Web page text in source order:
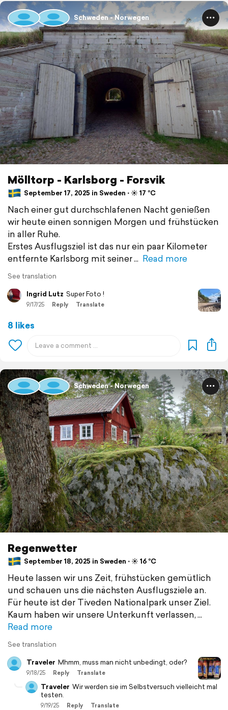
Schweden - Norwegen
Mölltorp - Karlsborg - Forsvik
September 17, 2025 in Sweden ⋅ ☀️ 17 °C
Nach einer gut durchschlafenen Nacht genießen
wir heute einen sonnigen Morgen und frühstücken
in aller Ruhe.
Erstes Ausflugsziel ist das nur ein paar Kilometer
entfernte Karlsborg mit seiner
Read more
See translation
Ingrid Lutz Super Foto !
9/17/25 Reply Translate
8 likes
Schweden - Norwegen
Regenwetter
September 18, 2025 in Sweden ⋅ ☀️ 16 °C
Heute lassen wir uns Zeit, frühstücken gemütlich
und schauen uns die nächsten Ausflugsziele an.
Für heute ist der Tiveden Nationalpark unser Ziel.
Kaum haben wir unsere Unterkunft verlassen,
Read more
See translation
Traveler Mhmm, muss man nicht unbedingt, oder?
9/18/25 Reply Translate
Traveler Wir werden sie im Selbstversuch vielleicht mal
testen.
9/19/25 Reply Translate